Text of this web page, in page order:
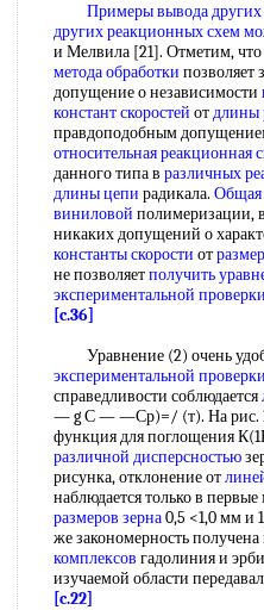
Примеры вывода
другихреакционных схем
и Мелвила [21]. Отметим, что
метода обработки позволяет
допущение о независимости
констант скоростей отдлины
правдоподобным
относительная реакционная
данного типа в различных
длины цепи радикала. Общая
виниловой полимеризации,
никаких допущений о
константы скорости от
не позволяетполучить
экспериментальной проверки
[c.36]
Уравнение (2) очень
экспериментальной проверки
справедливости соблюдается
— g С — —Ср)=/ (т). На рис. 1
функция для поглощения
различной дисперсностью
рисунка, отклонение от
наблюдается только в
размеров зерна0,5 <1,0 мм и
же закономерность получена
комплексов гадолиния и
изучаемой области
[c.22]